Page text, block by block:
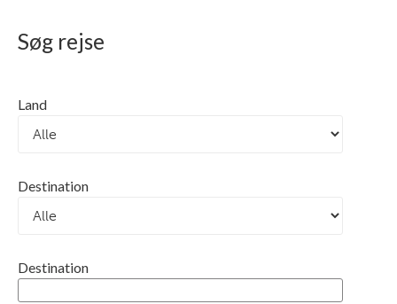
Søg rejse
Land
Destination
Destination